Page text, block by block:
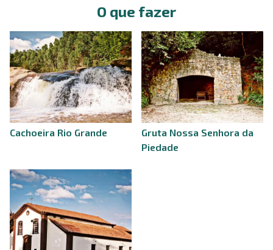
O que fazer
Cachoeira Rio Grande
Gruta Nossa Senhora da
Piedade